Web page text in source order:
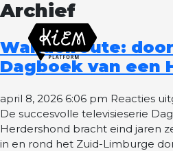
Archief
Wandelroute:
Dagboek van een
april 8, 2026 6:06 pm Reacties
De succesvolle televisieserie
Herdershond bracht eind jaren
in en rond het Zuid-Limburge